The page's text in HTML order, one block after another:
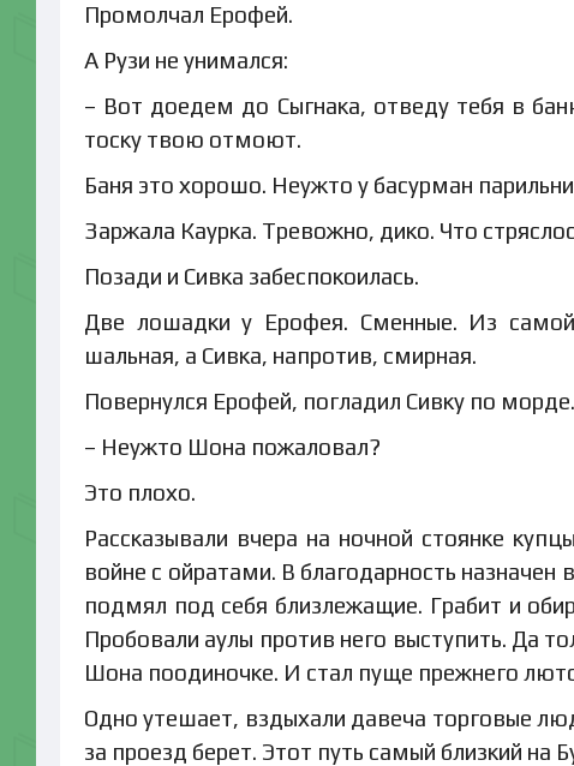
Промолчал Ерофей.
А Рузи не унимался:
– Вот доедем до Сыгнака, отведу тебя в
тоску твою отмоют.
Баня это хорошо. Неужто у басурман
Заржала Каурка. Тревожно, дико. Что
Позади и Сивка забеспокоилась.
Две лошадки у Ерофея. Сменные. Из
шальная, а Сивка, напротив, смирная.
Повернулся Ерофей, погладил Сивку по
– Неужто Шона пожаловал?
Это плохо.
Рассказывали вчера на ночной стоянке
войне с ойратами. В благодарность назначен
подмял под себя близлежащие. Грабит и
Пробовали аулы против него выступить. Да
Шона поодиночке. И стал пуще прежнего
Одно утешает, вздыхали давеча торговые
за проезд берет. Этот путь самый близкий на